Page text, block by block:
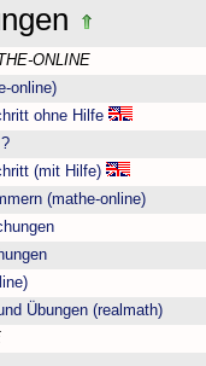
ONLINE
online)
ohne Hilfe
(mit Hilfe)
(mathe-online)
Übungen (realmath)